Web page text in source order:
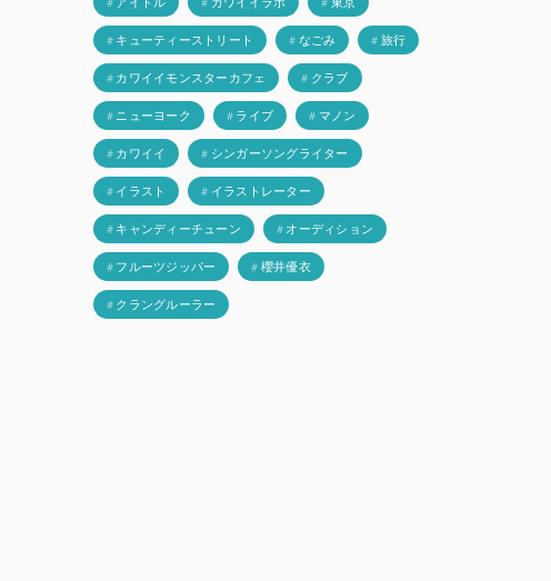
# キューティーストリート # なごみ # 旅行
# カワイイモンスターカフェ # クラブ
# ニューヨーク # ライブ # マノン
# カワイイ # シンガーソングライター
# イラスト # イラストレーター
# キャンディーチューン # オーディション
# フルーツジッパー # 櫻井優衣
# クラングルーラー